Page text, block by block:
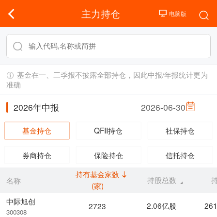
主力持仓
基金在一、三季报不披露全部持仓，因此中报/年报统计更为
准确
2026年中报 2026-06-30
基金持仓 QFII持仓 社保持仓
券商持仓 保险持仓 信托持仓
名称
中际旭创
300308
持有基金家数
(家)
持股总数
2723 2.06亿股